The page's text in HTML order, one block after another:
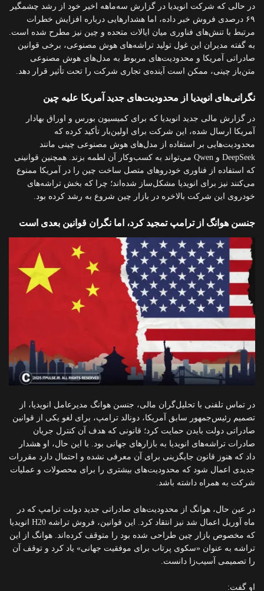
در حالی که شرکت انویدیا در گزارش سه‌ماهه اخیر خود از رشد چشمگیر
۶۹ درصدی فروش خبر داده، اما هشدارهایی درباره افزایش خطرات
مرتبط با تنش‌های فناوری میان ایالات متحده و چین نیز مطرح شده است.
به گفته مدیران این غول تولید تراشه‌های هوش مصنوعی، برخی قوانین
صادراتی آمریکا و محدودیت‌های مربوط به مدل‌های هوش مصنوعی
متن‌باز چینی، ممکن است آینده‌ی تجاری شرکت را تحت تأثیر قرار دهد.
نگرانی‌های انویدیا از محدودیت‌های جدید آمریکا علیه چین
در گزارش مالی جدید انویدیا که برای کمیسیون بورس و اوراق بهادار
آمریکا ارسال شده، این شرکت برای اولین‌بار تأکید کرده که
محدودیت‌هایی بر استفاده از مدل‌های هوش مصنوعی چینی مانند
DeepSeek و Qwen می‌تواند به کسب‌وکار آن لطمه بزند. همچنین قوانینی
که استفاده از فناوری خودروهای متصل ساخت چین را در آمریکا ممنوع
می‌کنند نیز برای انویدیا مشکل‌ساز شده‌اند؛ چرا که بخش تراشه‌های
خودروی این شرکت بالاخره در بازار چین شروع به رشد کرده بود.
جنسن هوانگ از ترامپ تمجید کرد، اما نگران قوانین بعدی است
در تماس تلفنی با تحلیل‌گران مالی، جنسن هوانگ مدیرعامل انویدیا، از
تصمیم رئیس‌جمهور سابق آمریکا، دونالد ترامپ، برای لغو یکی از قوانین
صادراتی دولت بایدن حمایت کرد؛ قانونی که هدف آن کنترل جریان
صادرات تراشه‌های انویدیا به بازارهای جهانی بود. با این حال، او هشدار
داد که هنوز قانون جایگزینی برای آن معرفی نشده و احتمال دارد مقررات
جدیدی اعمال شود که محدودیت‌های بیشتری را برای محصولات و عملیات
شرکت به همراه داشته باشد.
در عین حال، هوانگ از محدودیت‌های صادراتی جدید دولت ترامپ که در
ماه آوریل اعمال شد نیز انتقاد کرد. این قوانین، فروش تراشه H20 انویدیا
که مخصوص بازار چین طراحی شده بود را متوقف کرده‌اند. هوانگ از این
تراشه به عنوان «سکوی پرتاب برای موفقیت جهانی» یاد کرد و توقف آن
را تصمیمی آسیب‌زا دانست.
او گفت: